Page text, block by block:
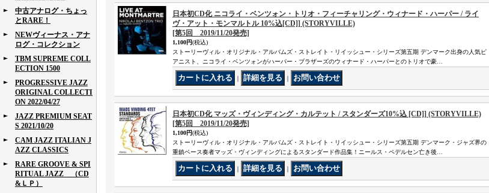
中古アナログ・ちょっ
とRARE！
NEWヴィーナス・アナ
ログ・コレクション
TBM SUPREME COLL
ECTION 1500
PROGRESSIVE JAZZ
ORIGINAL COLLECTI
ON 2022/04/27
JAZZ PREMIUM SEAT
S 2021/10/20
CAM JAZZ ITALIAN J
AZZ CLASSICS
RARE GROOVE & SPI
RITUAL JAZZ （CD
&ＬＰ）
日本初CD化 ニコライ・ベンツォン・トリオ・フィーチャリング・ウィナード・ハーパー / ライ
ヴ・アット・モンマルトル 10%込[CD]] (STORYVILLE)
[第5回 2019/11/20発売]
1,100円(税込)
ストーリーヴィル・オリジナル・アルバムズ・ストレイト・リイッシュー・シリーズ第五期 デンマーク出身の人気ピ
アニスト、ニコライ・ベンツォンがハーパー・ブラザーズのウィナード・ハーパーとのトリオで豪…
｜ ｜
日本初CD化 マッズ・ヴィンディング・カルテット / スタンダーズ10%込 [CD]] (STORYVILLE)
[第5回 2019/11/20発売]
1,100円(税込)
ストーリーヴィル・オリジナル・アルバムズ・ストレイト・リイッシュー・シリーズ第五期 デンマーク・ジャズ界の
重鎮ベース奏者マッズ・ヴィンディングによるスタンダード作品集！ニールス・ペデルセン亡き後…
｜ ｜